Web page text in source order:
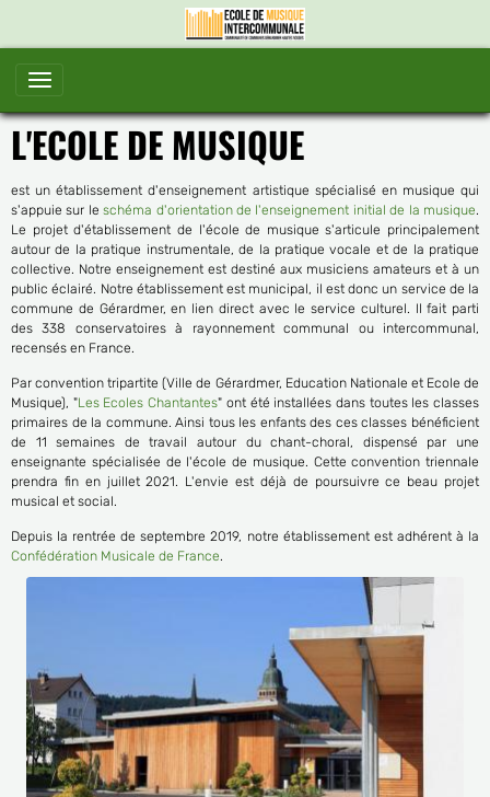
L'ECOLE DE MUSIQUE
est un établissement d'enseignement artistique spécialisé en musique qui
s'appuie sur leschéma d'orientation de l'enseignement initial de la musique.
Le projet d'établissement de l'école de musique s'articule principalement
autour de la pratique instrumentale, de la pratique vocale et de la pratique
collective. Notre enseignement est destiné aux musiciens amateurs et à un
public éclairé. Notre établissement est municipal, il est donc un service de la
commune de Gérardmer, en lien direct avec le service culturel. Il fait parti
des 338 conservatoires à rayonnement communal ou intercommunal,
recensés en France.
Par convention tripartite (Ville de Gérardmer, Education Nationale et Ecole de
Musique), "Les Ecoles Chantantes" ont été installées dans toutes les classes
primaires de la commune. Ainsi tous les enfants des ces classes bénéficient
de 11 semaines de travail autour du chant-choral, dispensé par une
enseignante spécialisée de l'école de musique. Cette convention triennale
prendra fin en juillet 2021. L'envie est déjà de poursuivre ce beau projet
musical et social.
Depuis la rentrée de septembre 2019, notre établissement est adhérent à la
Confédération Musicale de France.